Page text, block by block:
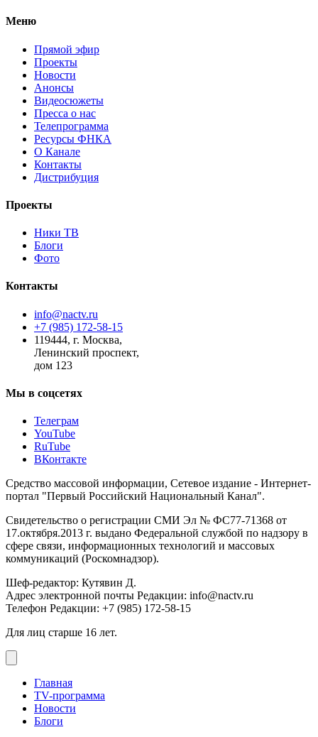
Меню
Прямой эфир
Проекты
Новости
Анонсы
Видеосюжеты
Пресса о нас
Телепрограмма
Ресурсы ФНКА
О Канале
Контакты
Дистрибуция
Проекты
Ники ТВ
Блоги
Фото
Контакты
info@nactv.ru
+7 (985) 172-58-15
119444, г. Москва,
Ленинский проспект,
дом 123
Мы в соцсетях
Телеграм
YouTube
RuTube
ВКонтакте
Средство массовой информации, Сетевое издание - Интернет-
портал "Первый Российский Национальный Канал".
Свидетельство о регистрации СМИ Эл № ФС77-71368 от
17.октября.2013 г. выдано Федеральной службой по надзору в
сфере связи, информационных технологий и массовых
коммуникаций (Роскомнадзор).
Шеф-редактор: Кутявин Д.
Адрес электронной почты Редакции: info@nactv.ru
Телефон Редакции: +7 (985) 172-58-15
Для лиц старше 16 лет.
Главная
ТV-программа
Новости
Блоги